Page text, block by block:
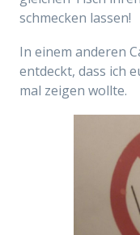
schmecken lassen!
In einem anderen
entdeckt, dass ich
mal zeigen wollte.